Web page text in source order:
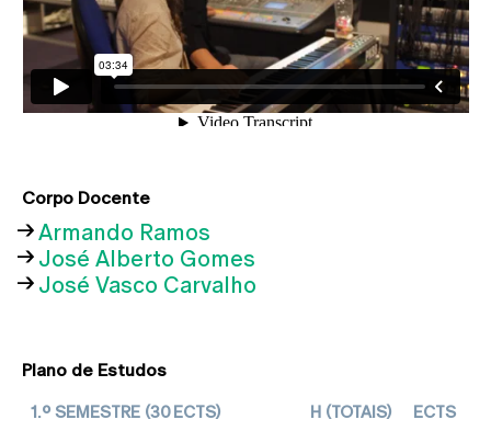
Corpo Docente
Armando Ramos
José Alberto Gomes
José Vasco Carvalho
Plano de Estudos
1.º SEMESTRE (30 ECTS) H (TOTAIS) ECTS